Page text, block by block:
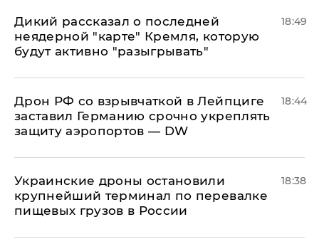
Дикий рассказал о последней
неядерной "карте" Кремля, которую
будут активно "разыгрывать"
18:49
​Дрон РФ со взрывчаткой в Лейпциге
заставил Германию срочно укреплять
защиту аэропортов — DW
18:44
Украинские дроны остановили
крупнейший терминал по перевалке
пищевых грузов в России
18:38